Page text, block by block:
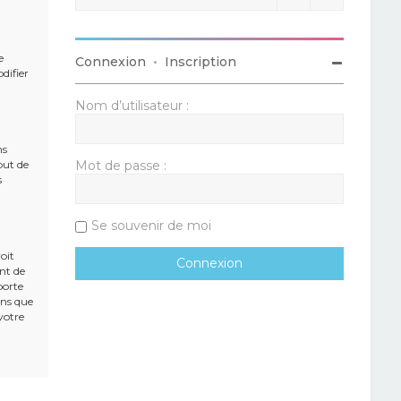
de
de
que
Connexion • Inscription
Nom d’utilisateur :
Mot de passe :
Se souvenir de moi